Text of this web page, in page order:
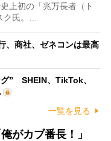
上初の「兆万長者（ト
ク氏。…
、商社、ゼネコンは最高
” SHEIN、TikTok、
一覧を見る
がカブ番長！」